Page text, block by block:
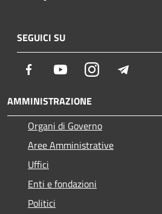
SEGUICI SU
Facebook YoutubeInstagram
AMMINISTRAZIONE
Organi di Governo
Aree Amministrative
Uffici
Enti e fondazioni
Politici